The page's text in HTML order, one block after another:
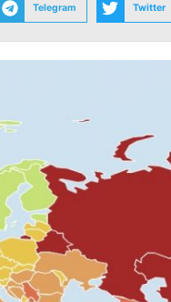
Telegram Twitter